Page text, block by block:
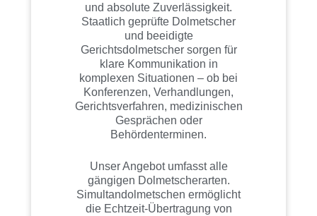
und absolute Zuverlässigkeit.
Staatlich geprüfte Dolmetscher
und beeidigte
Gerichtsdolmetscher sorgen für
klare Kommunikation in
komplexen Situationen – ob bei
Konferenzen, Verhandlungen,
Gerichtsverfahren, medizinischen
Gesprächen oder
Behördenterminen.
Unser Angebot umfasst alle
gängigen Dolmetscherarten.
Simultandolmetschen ermöglicht
die Echtzeit-Übertragung von